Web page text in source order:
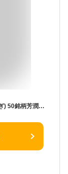
三菱電機 炊飯器 5.5合 IH式 日本製 本炭釜 紬(つむぎ) 50銘柄芳潤炊き 炭漆黒 NJ-BW10F-B